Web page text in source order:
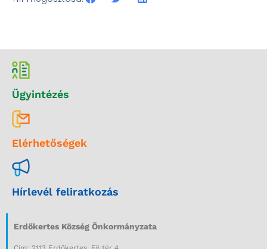
Ügyintézés
Elérhetőségek
Hírlevél feliratkozás
Erdőkertes Község Önkormányzata